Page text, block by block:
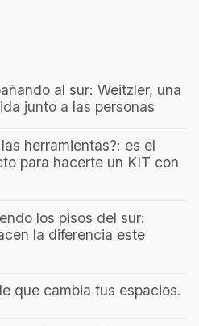
al sur: Weitzler, una
junto a las personas
herramientas?: es el
para hacerte un KIT con
los pisos del sur:
la diferencia este
que cambia tus espacios.